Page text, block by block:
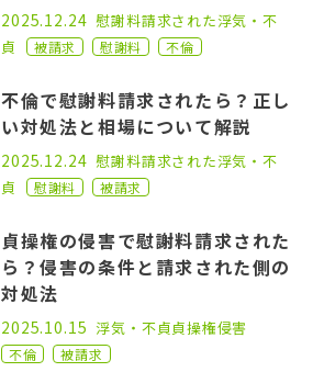
2021.02.03
2025.12.24 慰謝料請求された浮気・不
貞
被請求 慰謝料 不倫
不倫で慰謝料請求されたら？正し
い対処法と相場について解説
2021.03.11
2025.12.24 慰謝料請求された浮気・不
貞
慰謝料 被請求
貞操権の侵害で慰謝料請求された
ら？侵害の条件と請求された側の
対処法
2023.09.28
2025.10.15 浮気・不貞貞操権侵害
不倫 被請求